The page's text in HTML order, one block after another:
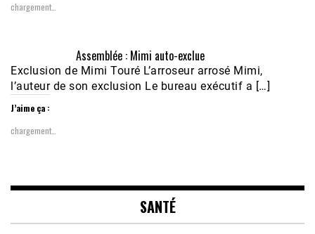
chargement…
Assemblée : Mimi auto-exclue
Exclusion de Mimi Touré L’arroseur arrosé Mimi,
l’auteur de son exclusion Le bureau exécutif a […]
J’aime ça :
chargement…
SANTÉ